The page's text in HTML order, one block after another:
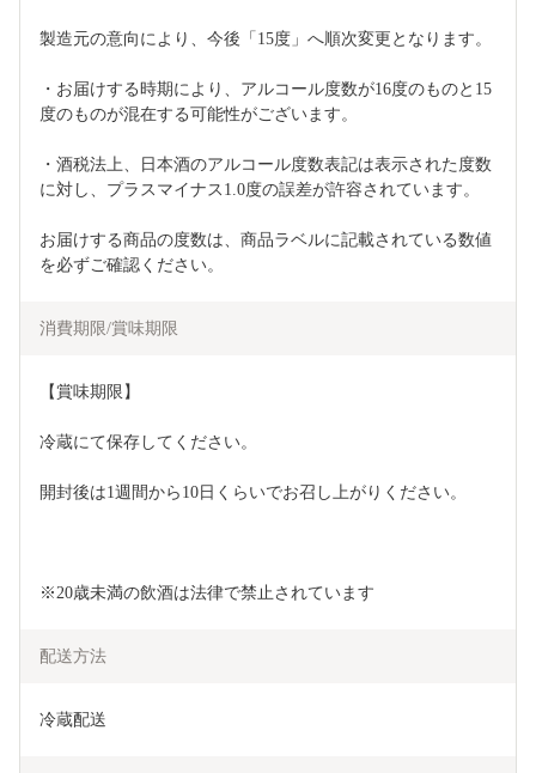
製造元の意向により、今後「15度」へ順次変更となります。
・お届けする時期により、アルコール度数が16度のものと15
度のものが混在する可能性がございます。
・酒税法上、日本酒のアルコール度数表記は表示された度数
に対し、プラスマイナス1.0度の誤差が許容されています。
お届けする商品の度数は、商品ラベルに記載されている数値
を必ずご確認ください。
消費期限/賞味期限
【賞味期限】
冷蔵にて保存してください。
開封後は1週間から10日くらいでお召し上がりください。
※20歳未満の飲酒は法律で禁止されています
配送方法
冷蔵配送